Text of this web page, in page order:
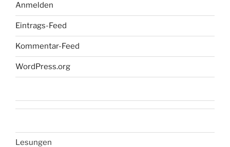
Anmelden
Eintrags-Feed
Kommentar-Feed
WordPress.org
Lesungen